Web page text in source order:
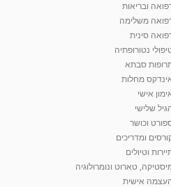
ובריאות
משלימה
סינית
נטורופתיה
סבתא
מחלות
אישי
שלישי
וכושר
ומדריכים
וטיולים
טארוט ונומרולוגיה
אישית